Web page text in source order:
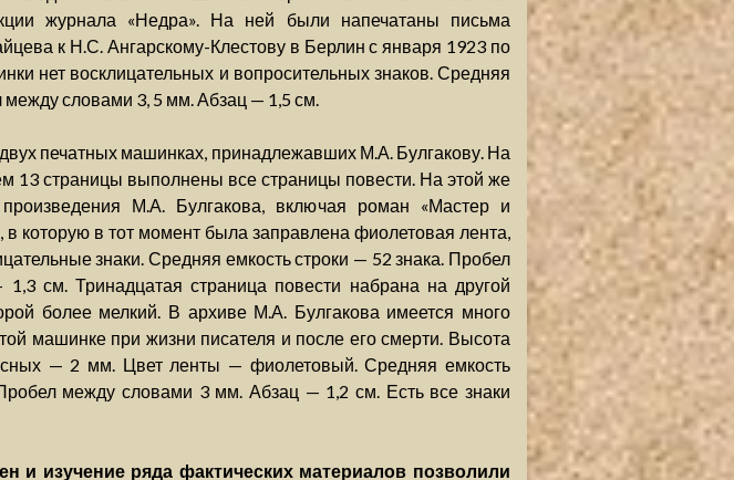
журнала «Недра». На ней были напечатаны письма
к Н.С. Ангарскому-Клестову в Берлин с января 1923 по
нет восклицательных и вопросительных знаков. Средняя
между словами 3, 5 мм. Абзац — 1,5 см.
печатных машинках, принадлежавших М.А. Булгакову. На
13 страницы выполнены все страницы повести. На этой же
М.А. Булгакова, включая роман «Мастер и
которую в тот момент была заправлена фиолетовая лента,
знаки. Средняя емкость строки — 52 знака. Пробел
см. Тринадцатая страница повести набрана на другой
более мелкий. В архиве М.А. Булгакова имеется много
машинке при жизни писателя и после его смерти. Высота
— 2 мм. Цвет ленты — фиолетовый. Средняя емкость
между словами 3 мм. Абзац — 1,2 см. Есть все знаки
и изучение ряда фактических материалов позволили